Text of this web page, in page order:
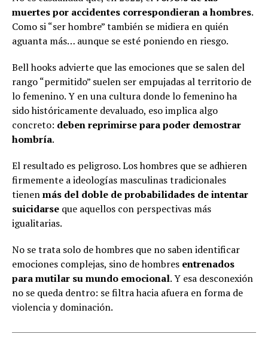
muertes por accidentes correspondieran a hombres.
Como si “ser hombre” también se midiera en quién
aguanta más… aunque se esté poniendo en riesgo.
Bell hooks advierte que las emociones que se salen del
rango “permitido” suelen ser empujadas al territorio de
lo femenino. Y en una cultura donde lo femenino ha
sido históricamente devaluado, eso implica algo
concreto: deben reprimirse para poder demostrar
hombría.
El resultado es peligroso. Los hombres que se adhieren
firmemente a ideologías masculinas tradicionales
tienenmás del doble de probabilidades de intentar
suicidarse que aquellos con perspectivas más
igualitarias.
No se trata solo de hombres que no saben identificar
emociones complejas, sino de hombres entrenados
para mutilar su mundo emocional. Y esa desconexión
no se queda dentro: se filtra hacia afuera en forma de
violencia y dominación.